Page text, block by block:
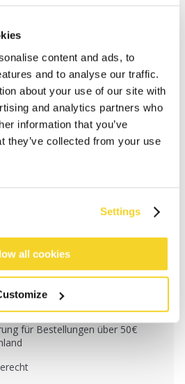
content and ads, to
and to analyse our traffic.
about your use of our site with
and analytics partners who
information that you’ve
they’ve collected from your use
Settings
all cookies
WARENKORB
werden noch am selben
für Bestellungen über 50€